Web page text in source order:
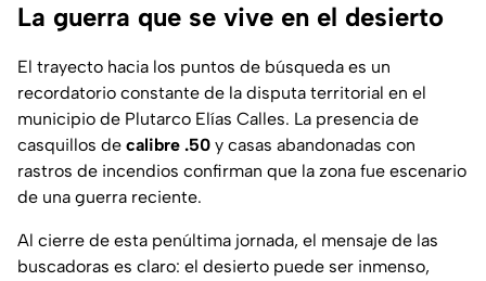
La guerra que se vive en el desierto
El trayecto hacia los puntos de búsqueda es un
recordatorio constante de la disputa territorial en el
municipio de Plutarco Elías Calles. La presencia de
casquillos de calibre .50 y casas abandonadas con
rastros de incendios confirman que la zona fue escenario
de una guerra reciente.
Al cierre de esta penúltima jornada, el mensaje de las
buscadoras es claro: el desierto puede ser inmenso,